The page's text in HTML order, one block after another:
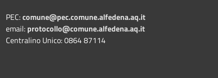
PEC:comune@pec.comune.alfedena.aq.it
email: protocollo@comune.alfedena.aq.it
Centralino Unico: 0864 87114